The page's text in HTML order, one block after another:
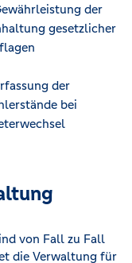
der
gesetzlicher
der
bei
von Fall zu Fall
die Verwaltung für